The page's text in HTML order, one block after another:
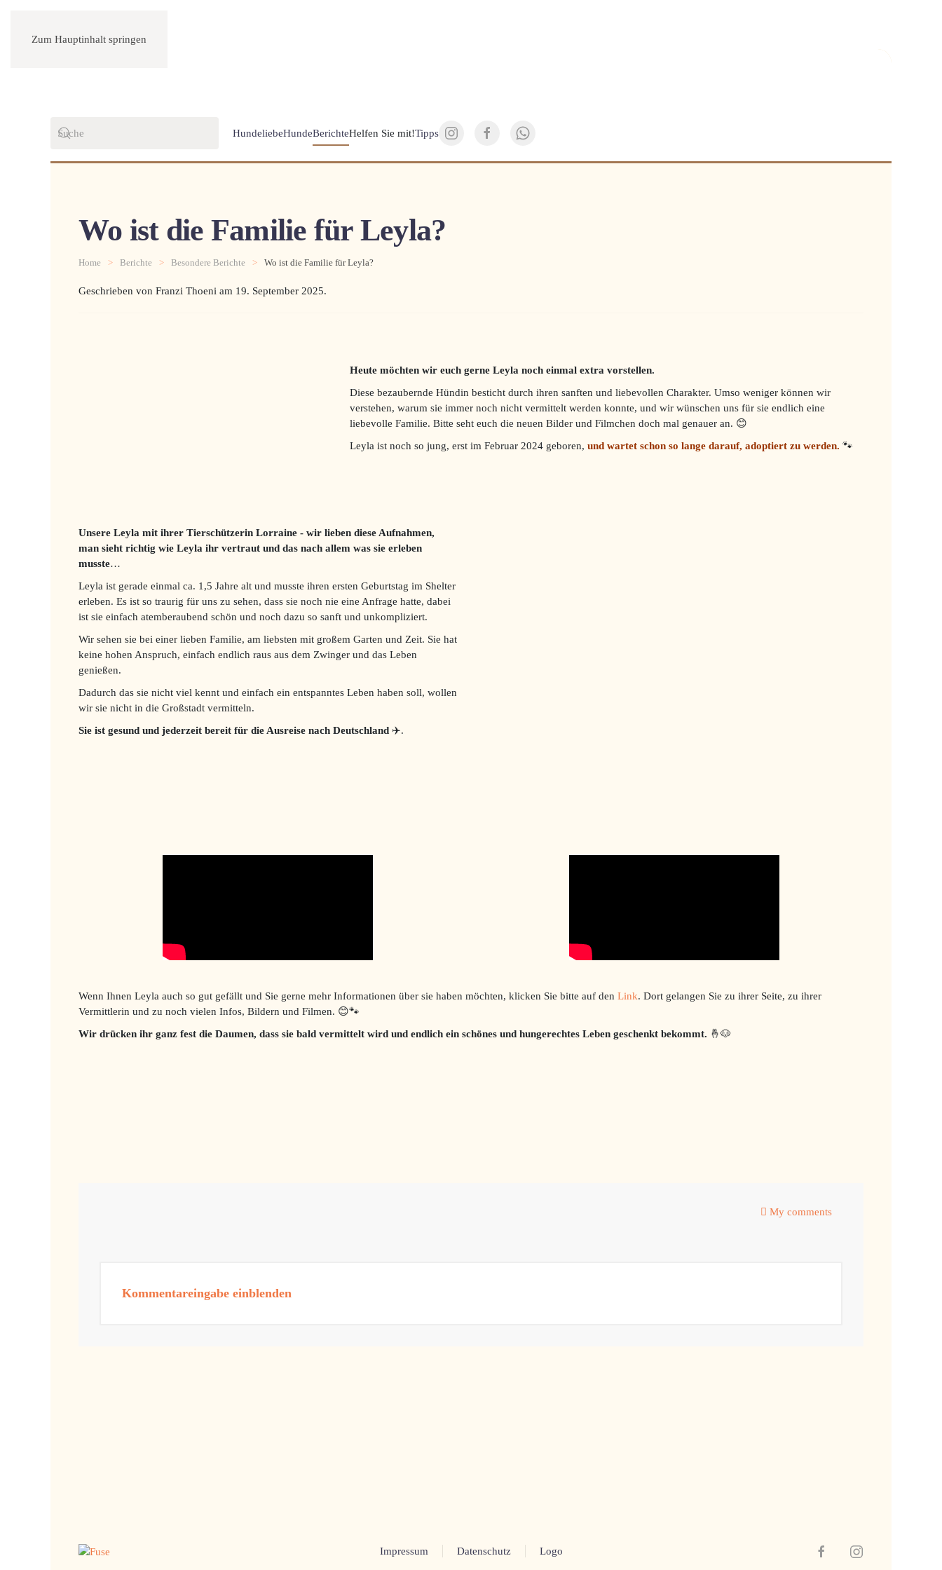
Zum Hauptinhalt springen
HundeliebeHundeBerichteHelfen Sie mit!Tipps
Wo ist die Familie für Leyla?
Home Berichte Besondere Berichte Wo ist die Familie für Leyla?
Geschrieben von Franzi Thoeni am 19. September 2025.
Heute möchten wir euch gerne Leyla noch einmal extra vorstellen.
Diese bezaubernde Hündin besticht durch ihren sanften und liebevollen Charakter. Umso weniger können wir
verstehen, warum sie immer noch nicht vermittelt werden konnte, und wir wünschen uns für sie endlich eine
liebevolle Familie. Bitte seht euch die neuen Bilder und Filmchen doch mal genauer an. 😊
Leyla ist noch so jung, erst im Februar 2024 geboren, und wartet schon so lange darauf, adoptiert zu werden. 🐾
Unsere Leyla mit ihrer Tierschützerin Lorraine - wir lieben diese Aufnahmen,
man sieht richtig wie Leyla ihr vertraut und das nach allem was sie erleben
musste…
Leyla ist gerade einmal ca. 1,5 Jahre alt und musste ihren ersten Geburtstag im Shelter
erleben. Es ist so traurig für uns zu sehen, dass sie noch nie eine Anfrage hatte, dabei
ist sie einfach atemberaubend schön und noch dazu so sanft und unkompliziert.
Wir sehen sie bei einer lieben Familie, am liebsten mit großem Garten und Zeit. Sie hat
keine hohen Anspruch, einfach endlich raus aus dem Zwinger und das Leben
genießen.
Dadurch das sie nicht viel kennt und einfach ein entspanntes Leben haben soll, wollen
wir sie nicht in die Großstadt vermitteln.
Sie ist gesund und jederzeit bereit für die Ausreise nach Deutschland ✈️.
Wenn Ihnen Leyla auch so gut gefällt und Sie gerne mehr Informationen über sie haben möchten, klicken Sie bitte auf den Link. Dort gelangen Sie zu ihrer Seite, zu ihrer
Vermittlerin und zu noch vielen Infos, Bildern und Filmen. 😊🐾
Wir drücken ihr ganz fest die Daumen, dass sie bald vermittelt wird und endlich ein schönes und hungerechtes Leben geschenkt bekommt. 🤞🐶
My comments
Kommentareingabe einblenden
Impressum Datenschutz Logo